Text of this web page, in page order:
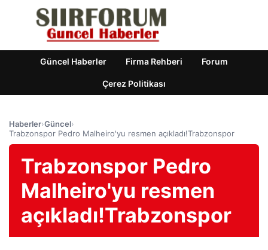
Güncel Haberler Firma Rehberi Forum
Çerez Politikası
Haberler›Güncel›
Trabzonspor Pedro Malheiro'yu resmen açıkladı!Trabzonspor
Trabzonspor Pedro
Malheiro'yu resmen
açıkladı!Trabzonspor